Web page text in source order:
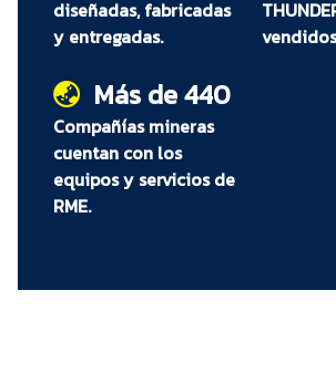
acoplada al cabezal hidráulico
Maneja hábilmente las cargas
Ofrece una alternativa práctica al
incorrecto del cabezal de la MRM
minimiza los costos de reparación
diseñadas, fabricadas
y entregadas.
Más de 440
Compañías mineras
cuentan con los
equipos y servicios de
RME.